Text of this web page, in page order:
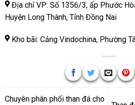
Địa chỉ VP: Số 1356/3, ấp Phước
Huyện Long Thành, Tỉnh Đồng Nai
Kho bãi: Cảng Vindochina, Phường
Chuyên phân phối than đá cho